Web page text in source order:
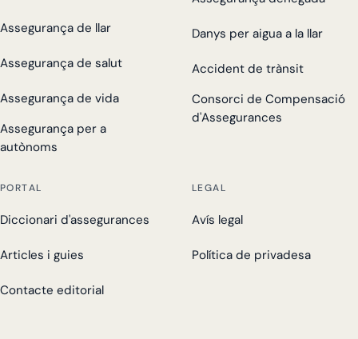
Assegurança de llar
Assegurança de salut
Assegurança de vida
Assegurança per a
autònoms
Danys per aigua a la llar
Accident de trànsit
Consorci de Compensació
d'Assegurances
PORTAL
Diccionari d'assegurances
Articles i guies
Contacte editorial
LEGAL
Avís legal
Política de privadesa